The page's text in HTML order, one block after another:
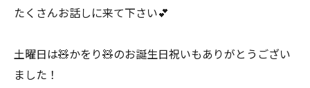
たくさんお話しに来て下さい💕
土曜日は🧸かをり🧸のお誕生日祝いもありがとうござい
ました！